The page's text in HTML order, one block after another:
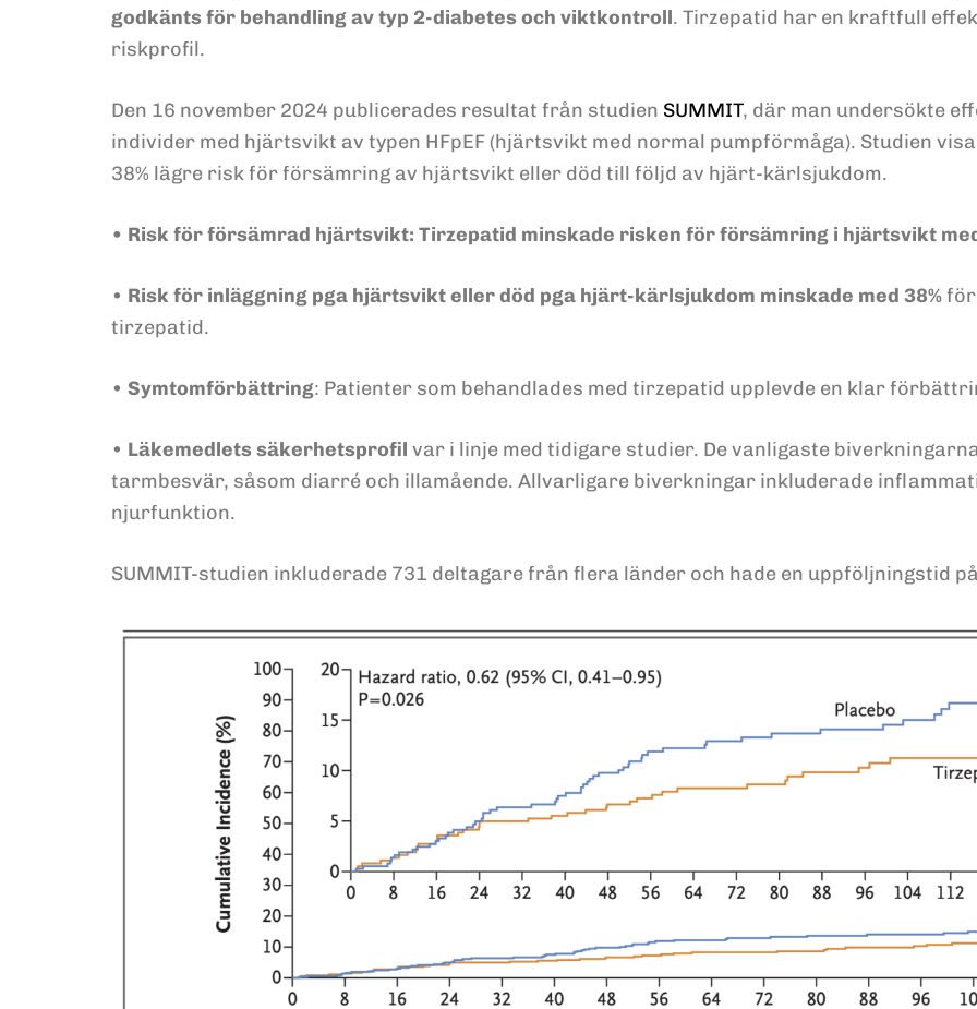
godkänts för behandling av typ 2-diabetes och viktkontroll. Tirzepatid har en kraftfull
riskprofil.
Den 16 november 2024 publicerades resultat från studien SUMMIT, där man undersökte
individer med hjärtsvikt av typen HFpEF (hjärtsvikt med normal pumpförmåga). Studien
38% lägre risk för försämring av hjärtsvikt eller död till följd av hjärt-kärlsjukdom.
• Risk för försämrad hjärtsvikt: Tirzepatid minskade risken för försämring i hjärtsvikt
• Risk för inläggning pga hjärtsvikt eller död pga hjärt-kärlsjukdom minskade med 38% för
tirzepatid.
• Symtomförbättring: Patienter som behandlades med tirzepatid upplevde en klar
• Läkemedlets säkerhetsprofil var i linje med tidigare studier. De vanligaste
tarmbesvär, såsom diarré och illamående. Allvarligare biverkningar inkluderade
njurfunktion.
SUMMIT-studien inkluderade 731 deltagare från flera länder och hade en uppföljningstid